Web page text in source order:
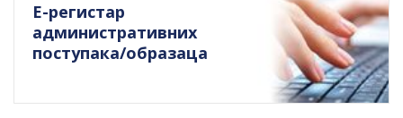
Е-регистар
административних
поступака/образаца